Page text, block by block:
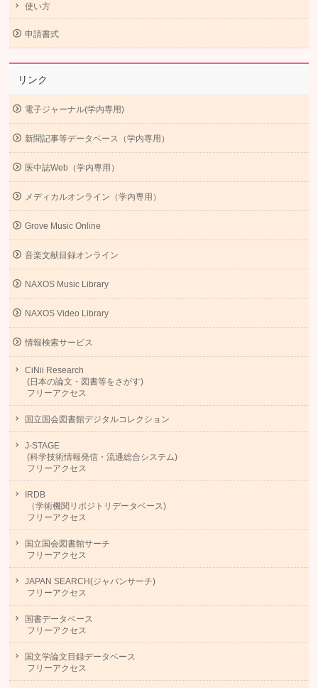
使い方
申請書式
リンク
電子ジャーナル(学内専用)
新聞記事等データベース（学内専用）
医中誌Web（学内専用）
メディカルオンライン（学内専用）
Grove Music Online
音楽文献目録オンライン
NAXOS Music Library
NAXOS Video Library
情報検索サービス
CiNii Research
(日本の論文・図書等をさがす)
フリーアクセス
国立国会図書館デジタルコレクション
J-STAGE
(科学技術情報発信・流通総合システム)
フリーアクセス
IRDB
（学術機関リポジトリデータベース)
フリーアクセス
国立国会図書館サーチ
フリーアクセス
JAPAN SEARCH(ジャパンサーチ)
フリーアクセス
国書データベース
フリーアクセス
国文学論文目録データベース
フリーアクセス